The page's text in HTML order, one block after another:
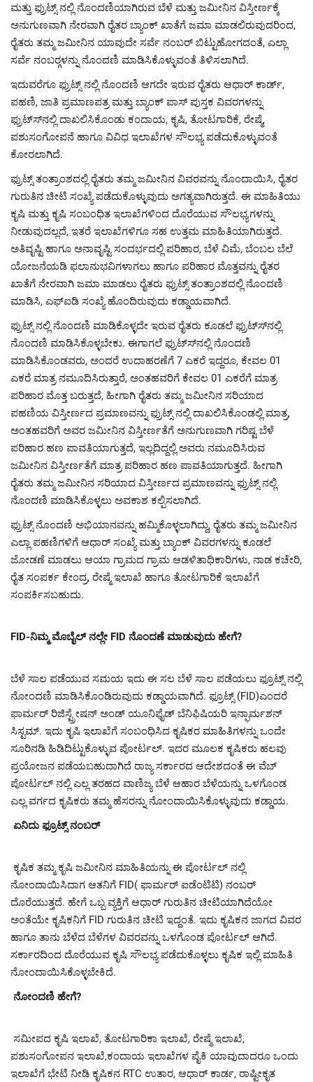
ಮತ್ತು ಫ್ರುಟ್ಸ್ ನಲ್ಲಿ ನೊಂದಣಿಯಾಗಿರುವ ಬೆಳೆ ಮತ್ತು ಜಮೀನಿನ ವಿಸ್ತೀರ್ಣಕ್ಕೆ
ಅನುಗುಣವಾಗಿ ನೇರವಾಗಿ ರೈತರ ಬ್ಯಾಂಕ್ ಖಾತೆಗೆ ಜಮಾ ಮಾಡಲಿರುವುದರಿಂದ,
ರೈತರು ತಮ್ಮ ಜಮೀನಿನ ಯಾವುದೇ ಸರ್ವೆ ನಂಬರ್ ಬಿಟ್ಟುಹೋಗದಂತೆ, ಎಲ್ಲಾ
ಸರ್ವೆ ನಂಬರ್‍ಗಳನ್ನು ನೊಂದಣಿ ಮಾಡಿಸಿಕೊಳ್ಳುವಂತೆ ತಿಳಿಸಲಾಗಿದೆ.
ಇದುವರೆಗೂ ಫ್ರುಟ್ಸ್ ನಲ್ಲಿ ನೊಂದಣಿ ಆಗದೇ ಇರುವ ರೈತರು ಆಧಾರ್ ಕಾರ್ಡ್,
ಪಹಣಿ, ಜಾತಿ ಪ್ರಮಾಣಪತ್ರ ಮತ್ತು ಬ್ಯಾಂಕ್ ಪಾಸ್ ಪುಸ್ತಕ ವಿವರಗಳನ್ನು
ಫ್ರುಟ್ಸ್‍ನಲ್ಲಿ ದಾಖಲಿಸಿಕೊಂಡು ಕಂದಾಯ, ಕೃಷಿ, ತೋಟಗಾರಿಕೆ, ರೇಷ್ಮೆ,
ಪಶುಸಂಗೋಪನೆ ಹಾಗೂ ವಿವಿಧ ಇಲಾಖೆಗಳ ಸೌಲಭ್ಯ ಪಡೆದುಕೊಳ್ಳುವಂತೆ
ಕೋರಲಾಗಿದೆ.
ಫ್ರುಟ್ಸ್ ತಂತ್ರಾಂಶದಲ್ಲಿ ರೈತರು ತಮ್ಮ ಜಮೀನಿನ ವಿವರವನ್ನು ನೊಂದಾಯಿಸಿ, ರೈತರ
ಗುರುತಿನ ಚೀಟಿ ಸಂಖ್ಯೆ ಪಡೆದುಕೊಳ್ಳುವುದು ಅಗತ್ಯವಾಗಿರುತ್ತದೆ. ಈ ಮಾಹಿತಿಯು
ಕೃಷಿ ಮತ್ತು ಕೃಷಿ ಸಂಬಂಧಿತ ಇಲಾಖೆಗಳಿಂದ ದೊರೆಯುವ ಸೌಲಭ್ಯಗಳನ್ನು
ನೀಡುವುದಲ್ಲದೆ, ಇತರೆ ಇಲಾಖೆಗಳಿಗೂ ಸಹ ಉತ್ತಮ ಮಾಹಿತಿಯಾಗಿರುತ್ತದೆ.
ಅತಿವೃಷ್ಟಿ ಹಾಗೂ ಅನಾವೃಷ್ಟಿ ಸಂದರ್ಭದಲ್ಲಿ ಪರಿಹಾರ, ಬೆಳೆ ವಿಮೆ, ಬೆಂಬಲ ಬೆಲೆ
ಯೋಜನೆಯಡಿ ಫಲಾನುಭವಿಗಳಾಗಲು ಹಾಗೂ ಪರಿಹಾರ ಮೊತ್ತವನ್ನು ರೈತರ
ಖಾತೆಗೆ ನೇರವಾಗಿ ಜಮಾ ಮಾಡಲು ರೈತರು ಫ್ರುಟ್ಸ್ ತಂತ್ರಾಂಶದಲ್ಲಿ ನೊಂದಣಿ
ಮಾಡಿಸಿ, ಎಫ್‍ಐಡಿ ಸಂಖ್ಯೆ ಹೊಂದಿರುವುದು ಕಡ್ಡಾಯವಾಗಿದೆ.
ಫ್ರುಟ್ಸ್ ನಲ್ಲಿ ನೊಂದಣಿ ಮಾಡಿಕೊಳ್ಳದೇ ಇರುವ ರೈತರು ಕೂಡಲೆ ಫ್ರುಟ್ಸ್‍ನಲ್ಲಿ
ನೊಂದಣಿ ಮಾಡಿಸಿಕೊಳ್ಳಬೇಕು. ಈಗಾಗಲೆ ಫ್ರುಟ್ಸ್‍ನಲ್ಲಿ ನೊಂದಣಿ
ಮಾಡಿಸಿಕೊಂಡವರು, ಅಂದರೆ ಉದಾಹರಣೆಗೆ 7 ಎಕರೆ ಇದ್ದರೂ, ಕೇವಲ 01
ಎಕರೆ ಮಾತ್ರ ನಮೂದಿಸಿರುತ್ತಾರೆ, ಅಂತಹವರಿಗೆ ಕೇವಲ 01 ಎಕರೆಗೆ ಮಾತ್ರ
ಪರಿಹಾರ ಮೊತ್ತ ಬರುತ್ತದೆ, ಹೀಗಾಗಿ ರೈತರು ತಮ್ಮ ಜಮೀನಿನ ಸರಿಯಾದ
ಪಹಣಿಯ ವಿಸ್ತೀರ್ಣದ ಪ್ರಮಾಣವನ್ನು ಫ್ರುಟ್ಸ್ ನಲ್ಲಿ ದಾಖಲಿಸಿಕೊಂಡಲ್ಲಿ ಮಾತ್ರ,
ಅಂತಹವರಿಗೆ ಅವರ ಜಮೀನಿನ ವಿಸ್ತೀರ್ಣತೆಗೆ ಅನುಗುಣವಾಗಿ ಗರಿಷ್ಟ ಬೆಳೆ
ಪರಿಹಾರ ಹಣ ಪಾವತಿಯಾಗುತ್ತದೆ, ಇಲ್ಲದಿದ್ದಲ್ಲಿ ಅವರು ನಮೂದಿಸಿರುವ
ಜಮೀನಿನ ವಿಸ್ತೀರ್ಣತೆಗೆ ಮಾತ್ರ ಪರಿಹಾರ ಹಣ ಪಾವತಿಯಾಗುತ್ತದೆ. ಹೀಗಾಗಿ
ರೈತರು ತಮ್ಮ ಜಮೀನಿನ ಸರಿಯಾದ ವಿಸ್ತೀರ್ಣದ ಪ್ರಮಾಣವನ್ನು ಫ್ರುಟ್ಸ್ ನಲ್ಲಿ
ನೊಂದಣಿ ಮಾಡಿಸಿಕೊಳ್ಳಲು ಅವಕಾಶ ಕಲ್ಪಿಸಲಾಗಿದೆ.
ಫ್ರುಟ್ಸ್ ನೊಂದಣಿ ಅಭಿಯಾನವನ್ನು ಹಮ್ಮಿಕೊಳ್ಳಲಾಗಿದ್ದು, ರೈತರು ತಮ್ಮ ಜಮೀನಿನ
ಎಲ್ಲಾ ಪಹಣಿಗಳಿಗೆ ಆಧಾರ್ ಸಂಖ್ಯೆ ಮತ್ತು ಬ್ಯಾಂಕ್ ವಿವರಗಳನ್ನು ಕೂಡಲೆ
ಜೋಡಣೆ ಮಾಡಲು ಆಯಾ ಗ್ರಾಮದ ಗ್ರಾಮ ಆಡಳಿತಾಧಿಕಾರಿಗಳು, ನಾಡ ಕಚೇರಿ,
ರೈತ ಸಂಪರ್ಕ ಕೇಂದ್ರ, ರೇಷ್ಮೆ ಇಲಾಖೆ ಹಾಗೂ ತೋಟಗಾರಿಕೆ ಇಲಾಖೆಗೆ
ಸಂಪರ್ಕಿಸಬಹುದು.
FID-ನಿಮ್ಮ ಮೊಬೈಲ್ ನಲ್ಲೇ FID ನೊಂದಣೆ ಮಾಡುವುದು ಹೇಗೆ?
ಬೆಳೆ ಸಾಲ ಪಡೆಯುವ ಸಮಯ ಇದು ಈ ಸಲ ಬೆಳೆ ಸಾಲ ಪಡೆಯಲು ಫ್ರೂಟ್ಸ್ ನಲ್ಲಿ
ನೋಂದಣಿ ಮಾಡಿಸಿಕೊಂಡಿರುವುದು ಕಡ್ಡಾಯವಾಗಿದೆ. ಫ್ರೂಟ್ಸ್ (FID)ಎಂದರೆ
ಫಾರ್ಮರ್ ರಿಜಿಸ್ಟ್ರೇಷನ್ ಅಂಡ್ ಯೂನಿಫೈಡ್ ಬೆನಿಫಿಷಿಯರಿ ಇನ್ಫಾರ್ಮಶನ್
ಸಿಸ್ಟಮ್. ಇದು ಕೃಷಿ ಇಲಾಖೆಗೆ ಸಂಬಂಧಿಸಿದ ಕೃಷಿಕರ ಮಾಹಿತಿಗಳನ್ನು ಒಂದೇ
ಸೂರಿನಡಿ ಹಿಡಿದಿಟ್ಟುಕೊಳ್ಳುವ ಪೋರ್ಟಲ್. ಇದರ ಮೂಲಕ ಕೃಷಿಕರು ಹಲವು
ಪ್ರಯೋಜನ ಪಡೆಯಬಹುದಾಗಿದೆ ರಾಜ್ಯ ಸರ್ಕಾರದ ಆದೇಶದಂತೆ ಈ ವೆಬ್
ಪೋರ್ಟಲ್ ನಲ್ಲಿ ಎಲ್ಲ ತರಹದ ವಾಣಿಜ್ಯ ಬೆಳೆ ಆಹಾರ ಬೆಳೆಯನ್ನು ಒಳಗೊಂಡ
ಎಲ್ಲ ವರ್ಗದ ಕೃಷಿಕರು ತಮ್ಮ ಹೆಸರನ್ನು ನೋಂದಾಯಿಸಿಕೊಳ್ಳುವುದು ಕಡ್ಡಾಯ.
ಏನಿದು ಫ್ರೂಟ್ಸ್ ನಂಬರ್
ಕೃಷಿಕ ತಮ್ಮ ಕೃಷಿ ಜಮೀನಿನ ಮಾಹಿತಿಯನ್ನು ಈ ಪೋರ್ಟಲ್ ನಲ್ಲಿ
ನೋಂದಾಯಿಸಿದಾಗ ಆತನಿಗೆ FID( ಫಾರ್ಮರ್ ಐಡೆಂಟಿಟಿ) ನಂಬರ್
ದೊರೆಯುತ್ತದೆ. ಹೇಗೆ ಒಬ್ಬ ವ್ಯಕ್ತಿಗೆ ಆಧಾರ್ ಗುರುತಿನ ಚೀಟಿಯಾಗಿದೆಯೋ
ಅಂತೆಯೇ ಕೃಷಿಕನಿಗೆ FID ಗುರುತಿನ ಚೀಟಿ ಇದ್ದಂತೆ. ಇದು ಕೃಷಿಕನ ಜಾಗದ ವಿವರ
ಹಾಗೂ ತಾನು ಬೆಳೆದ ಬೆಳೆಗಳ ವಿವರವನ್ನು ಒಳಗೊಂಡ ಪೋರ್ಟಲ್ ಆಗಿದೆ.
ಸರ್ಕಾರದಿಂದ ದೊರೆಯುವ ಕೃಷಿ ಸೌಲಭ್ಯ ಪಡೆದುಕೊಳ್ಳಲು ಕೃಷಿಕ ಇಲ್ಲಿ ಮಾಹಿತಿ
ನೋಂದಾಯಿಸಿಕೊಳ್ಳಬೇಕಿದೆ.
ನೋಂದಣಿ ಹೇಗೆ?
ಸಮೀಪದ ಕೃಷಿ ಇಲಾಖೆ, ತೋಟಗಾರಿಕಾ ಇಲಾಖೆ, ರೇಷ್ಮೆ ಇಲಾಖೆ,
ಪಶುಸಂಗೋಪನ ಇಲಾಖೆ,ಕಂದಾಯ ಇಲಾಖೆಗಳ ಪೈಕಿ ಯಾವುದಾದರೂ ಒಂದು
ಇಲಾಖೆಗೆ ಭೇಟಿ ನೀಡಿ ಕೃಷಿಕನ RTC ಉತಾರ, ಆಧಾರ್ ಕಾರ್ಡ, ರಾಷ್ಟೀಕೃತ